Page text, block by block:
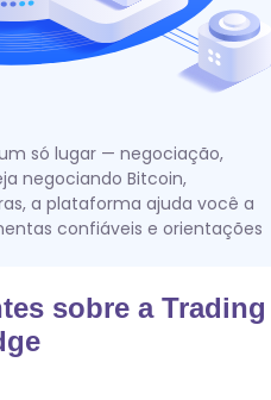
só lugar — negociação,
negociando Bitcoin,
a plataforma ajuda você a
confiáveis e orientações
sobre a Trading